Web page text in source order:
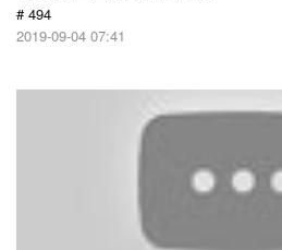
# 494
2019-09-04 07:41